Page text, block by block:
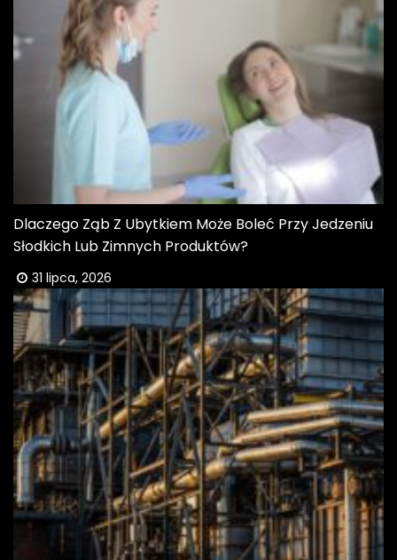
Dlaczego Ząb Z Ubytkiem Może Boleć Przy Jedzeniu
Słodkich Lub Zimnych Produktów?
31 lipca, 2026